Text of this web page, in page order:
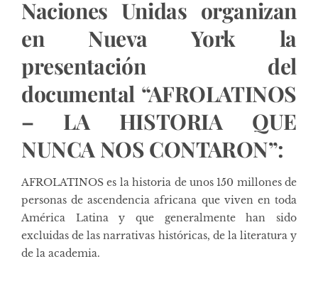
Naciones Unidas organizan
en Nueva York la
presentación del
documental “AFROLATINOS
– LA HISTORIA QUE
NUNCA NOS CONTARON”:
AFROLATINOS es la historia de unos 150 millones de
personas de ascendencia africana que viven en toda
América Latina y que generalmente han sido
excluidas de las narrativas históricas, de la literatura y
de la academia.